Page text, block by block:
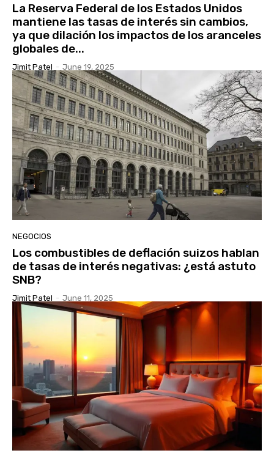
La Reserva Federal de los Estados Unidos
mantiene las tasas de interés sin cambios,
ya que dilación los impactos de los aranceles
globales de...
Jimit Patel - June 19, 2025
NEGOCIOS
Los combustibles de deflación suizos hablan
de tasas de interés negativas: ¿está astuto
SNB?
Jimit Patel - June 11, 2025